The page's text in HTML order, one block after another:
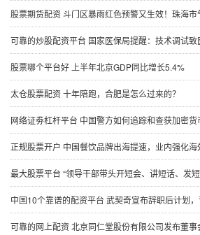
股票期货配资 斗门区暴雨红色预警又生效！珠海市气
可靠的炒股配资平台 国家医保局提醒：技术调试致医保小程
股票哪个平台好 上半年北京GDP同比增长5.4%
太仓股票配资 十年陪跑，合肥是怎么过来的？
网络证劵杠杆平台 中国警方如何追踪和查获加密货币？罕
正规股票开户 中国餐饮品牌出海提速，业内强化
最大股票平台 “领导干部带头开短会、讲短话、发
中国10个靠谱的配资平台 武契奇​宣布辞职后计划
可靠的网上配资 北京同仁堂股份有限公司发布董事会秘书工作